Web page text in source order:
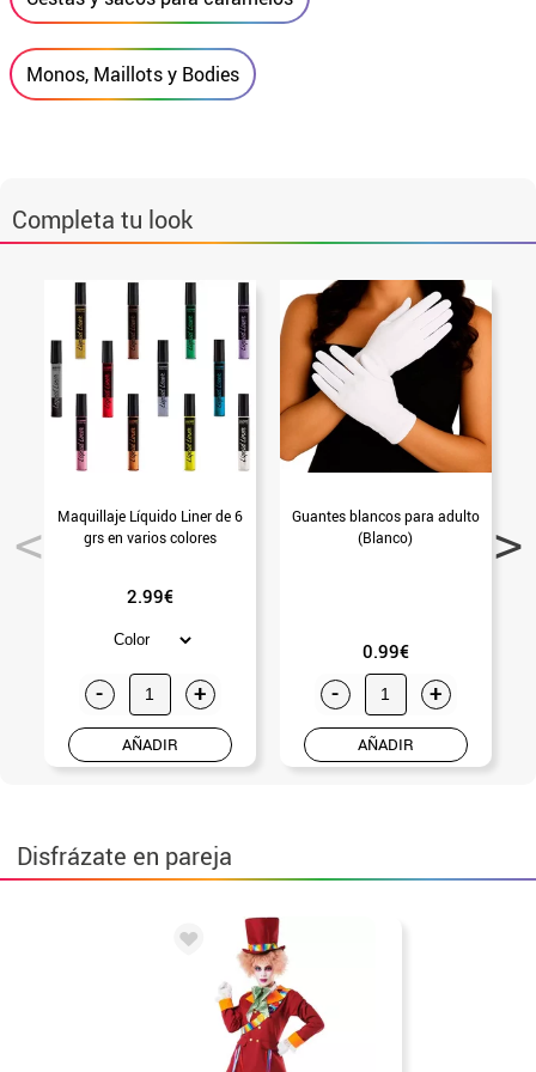
Monos, Maillots y Bodies
Completa tu look
Maquillaje Líquido Liner de 6
grs en varios colores
2.99€
- +
AÑADIR
Guantes blancos para adulto
(Blanco)
0.99€
- +
AÑADIR
Disfrázate en pareja